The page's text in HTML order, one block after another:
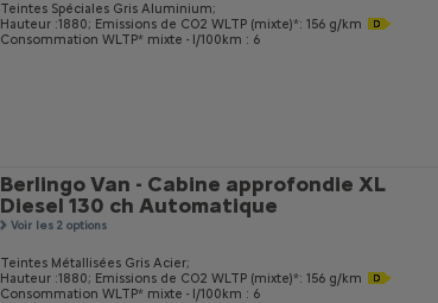
Teintes Spéciales Gris Aluminium;
Hauteur :1880; Emissions de CO2 WLTP (mixte)*: 156 g/km
Consommation WLTP* mixte - l/100km : 6
Berlingo Van - Cabine approfondie XL
Diesel 130 ch Automatique
Voir les 2 options
Teintes Métallisées Gris Acier;
Hauteur :1880; Emissions de CO2 WLTP (mixte)*: 156 g/km
Consommation WLTP* mixte - l/100km : 6